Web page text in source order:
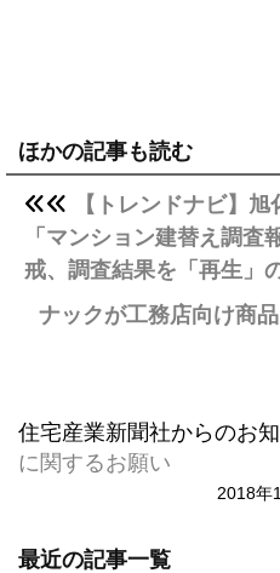
ほかの記事も読む
【トレンドナビ】
「マンション建替え調
戒、調査結果を「再生」
ナックが工務店向け商
住宅産業新聞社からのお知
に関するお願い
2018年
最近の記事一覧